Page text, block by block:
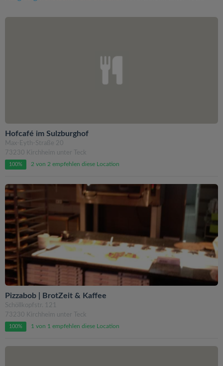
Hofcafé im Sulzburghof
Max-Eyth-Straße 20
73230 Kirchheim unter Teck
100% 2 von 2 empfehlen diese Location
Pizzabob | BrotZeit & Kaffee
Schöllkopfstr. 121
73230 Kirchheim unter Teck
100% 1 von 1 empfehlen diese Location